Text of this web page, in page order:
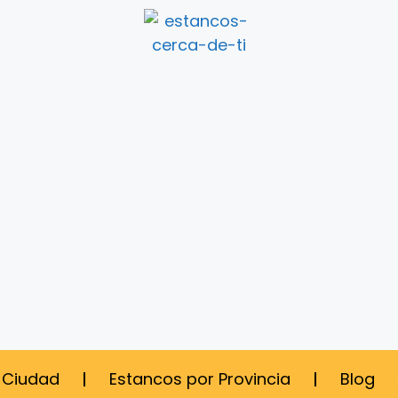
Estancos por Provincia Blog